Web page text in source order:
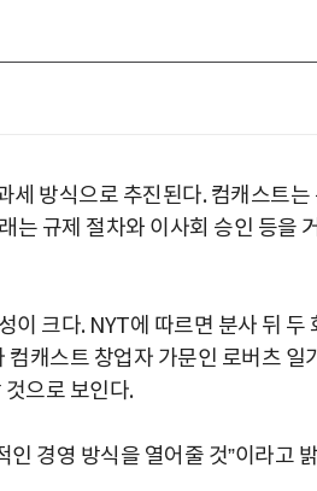
방식으로 추진된다. 컴캐스트는
규제 절차와 이사회 승인 등을
크다. NYT에 따르면 분사 뒤 두
캐스트 창업자 가문인 로버츠 일
으로 보인다.
경영 방식을 열어줄 것”이라고
박지수 아나운서